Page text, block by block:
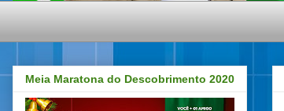
Meia Maratona do Descobrimento 2020